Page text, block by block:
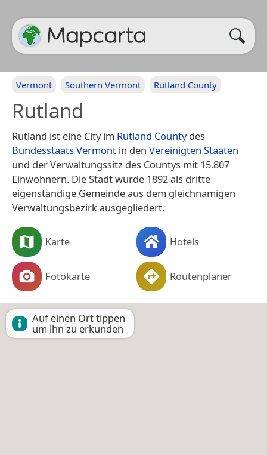
Vermont Southern Vermont Rutland County
Rutland
Rutland ist eine City im Rutland Countydes
Bundesstaats Vermont in den Vereinigten Staaten
und der Verwaltungssitz des Countys mit 15.807
Einwohnern. Die Stadt wurde 1892 als dritte
eigenständige Gemeinde aus dem gleichnamigen
Verwaltungsbezirk ausgegliedert.
Karte Hotels
Fotokarte Routenplaner
Auf einen Ort tippen
um ihn zu erkunden